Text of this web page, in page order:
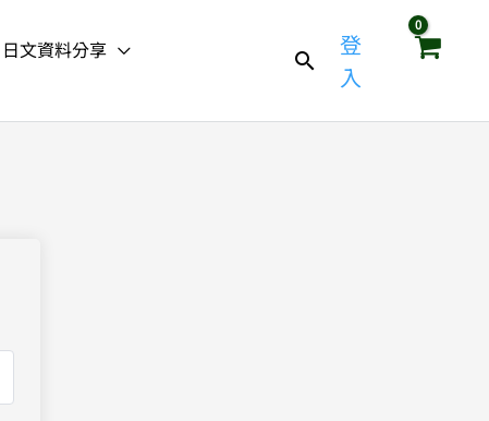
日文資料分享
登
入